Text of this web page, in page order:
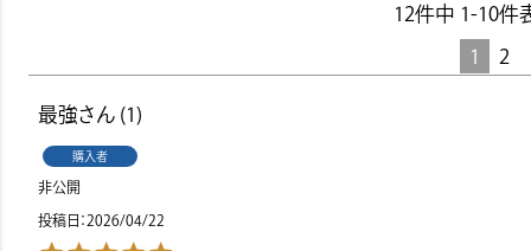
12件中 1-10件
1 2
最強 1
購入者
非公開
投稿日 2026/04/22